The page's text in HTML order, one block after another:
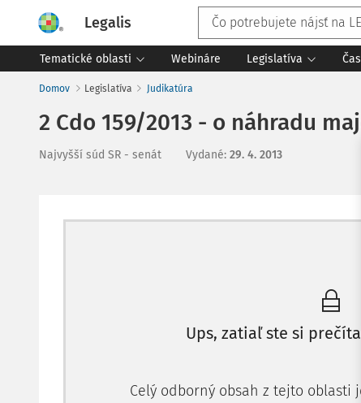
Legalis
Tematické oblasti Webináre Legislatíva
Domov Legislatíva Judikatúra
2 Cdo 159/2013 - o náhradu
Najvyšší súd SR - senát Vydané: 29. 4. 2013
Ups, zatiaľ ste si
Celý odborný obsah z tejto